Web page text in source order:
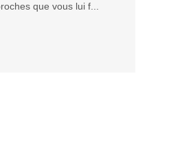
que vous lui f...